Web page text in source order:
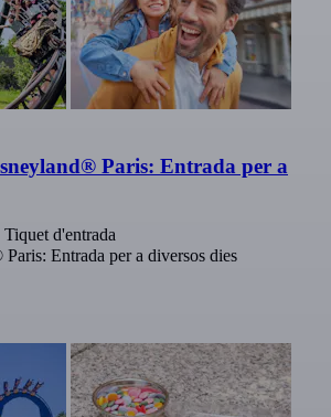
Paris: Entrada per a
d'entrada
Entrada per a diversos dies